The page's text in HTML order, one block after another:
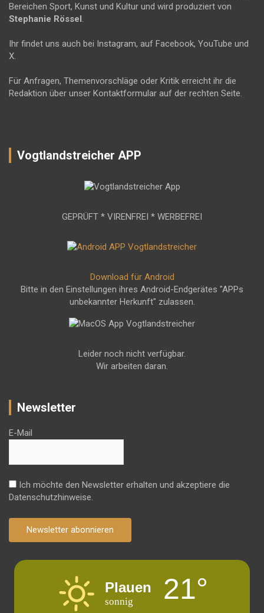
Bereichen Sport, Kunst und Kultur und wird produziert von
Stephanie Rössel.
Ihr findet uns auch bei Instagram, auf Facebook, YouTube und
X.
Für Anfragen, Themenvorschläge oder Kritik erreicht ihr die
Redaktion über unser Kontaktformular auf der rechten Seite.
Vogtlandstreicher APP
GEPRÜFT * VIRENFREI * WERBEFREI
Download für Android
Bitte in den Einstellungen ihres Android-Endgerätes "APPs
unbekannter Herkunft" zulassen.
Leider noch nicht verfügbar.
Wir arbeiten daran.
Newsletter
E-Mail
Ich möchte den Newsletter erhalten und akzeptiere die
Datenschutzhinweise.
Newsletter abonnieren
Plauen
sonnig 21°